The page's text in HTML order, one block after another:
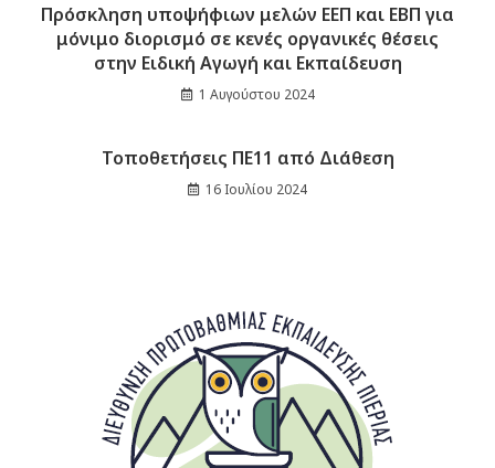
Πρόσκληση υποψήφιων μελών ΕΕΠ και ΕΒΠ για
μόνιμο διορισμό σε κενές οργανικές θέσεις
στην Ειδική Αγωγή και Εκπαίδευση
1 Αυγούστου 2024
Τοποθετήσεις ΠΕ11 από Διάθεση
16 Ιουλίου 2024